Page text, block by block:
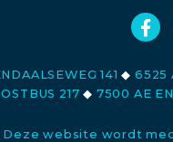
141◆ 6525
217◆ 7500 AE
Deze website wordt